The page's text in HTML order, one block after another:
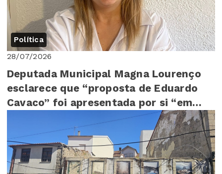
Política
28/07/2026
Deputada Municipal Magna Lourenço
esclarece que “proposta de Eduardo
Cavaco” foi apresentada por si “em